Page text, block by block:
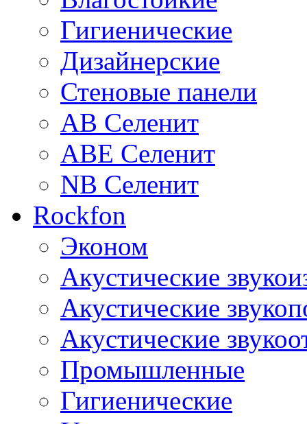
Гигиенические
Дизайнерские
Стеновые панели
AB Селенит
ABE Селенит
NB Селенит
Rockfon
Эконом
Акустические
Акустические
Акустические
Промышленные
Гигиенические